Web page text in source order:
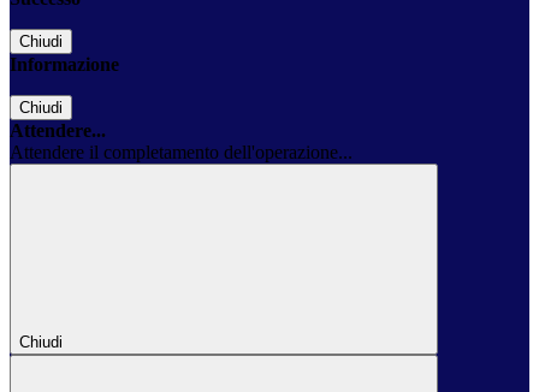
Chiudi
Informazione
Chiudi
Attendere...
Attendere il completamento dell'operazione...
Chiudi